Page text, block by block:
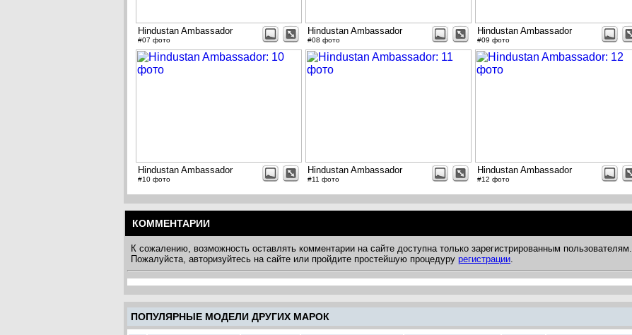
Hindustan Ambassador
#07 фото
Hindustan Ambassador
#08 фото
Hindustan Ambassador
#09 фото
Hindustan Ambassador
#10 фото
Hindustan Ambassador
#11 фото
Hindustan Ambassador
#12 фото
КОММЕНТАРИИ
К сожалению, возможность оставлять комментарии на сайте доступна только зарегистрированным пользователям.
Пожалуйста, авторизуйтесь на сайте или пройдите простейшую процедуру регистрации.
ПОПУЛЯРНЫЕ МОДЕЛИ ДРУГИХ МАРОК